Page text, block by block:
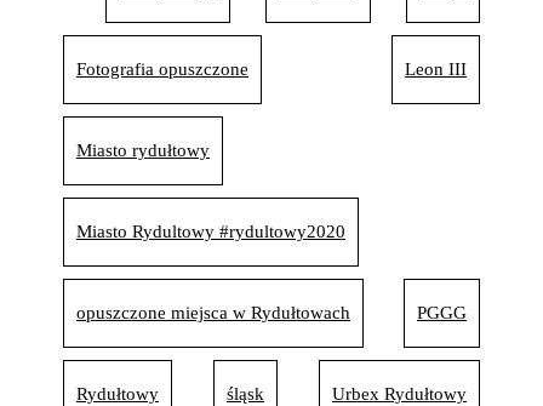
Fotografia opuszczone Leon III
Miasto rydułtowy
Miasto Rydultowy #rydultowy2020
opuszczone miejsca w Rydułtowach PGGG
Rydułtowy śląsk Urbex Rydułtowy